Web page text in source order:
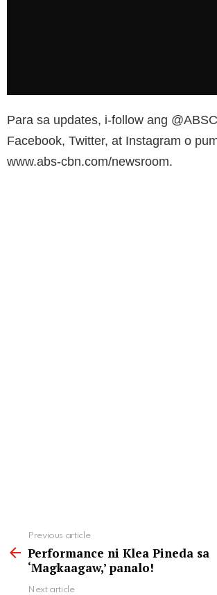
Para sa updates, i-follow ang
Facebook, Twitter, at Instagram o
www.abs-cbn.com/newsroom.
more
Previous article
Performance ni Klea Pineda sa
‘Magkaagaw,’ panalo!
Next article